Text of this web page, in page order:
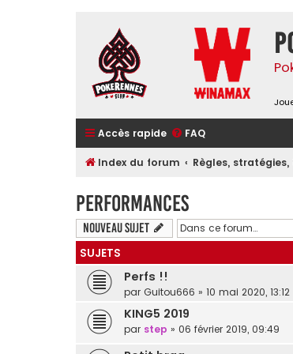
Accès rapide FAQ
Index du forum Règles, stratégies,
Performances
Nouveau sujet
SUJETS
Perfs !!
par Guitou666 » 10 mai 2020, 13:12
KING5 2019
par step » 06 février 2019, 09:49